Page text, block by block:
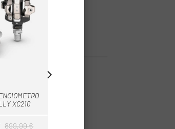
XC210
899,99 €